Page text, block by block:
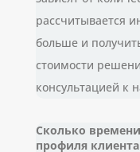
рассчитывается
больше и
стоимости
консультацией
Сколько
профиля